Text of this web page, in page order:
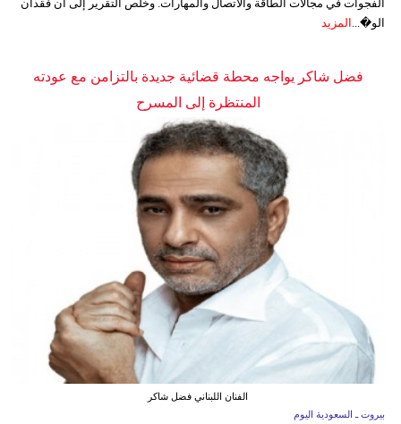
الفجوات في مجالات الطاقة والاتصال والمهارات. وخلص التقرير إلى أن فقدان
الو�... المزيد
فضل شاكر يواجه محطة قضائية جديدة بالتزامن مع عودته
المنتظرة إلى المسرح
الفنان اللبناني فضل شاكر
بيروت ـ السعودية اليوم